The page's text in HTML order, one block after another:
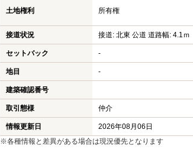
土地権利 所有権
接道状況 接道: 北東 公道 道路幅: 4.1ｍ
セットバック -
地目 -
建築確認番号
取引態様 仲介
情報更新日 2026年08月06日
※各種情報と差異がある場合は現況優先となります